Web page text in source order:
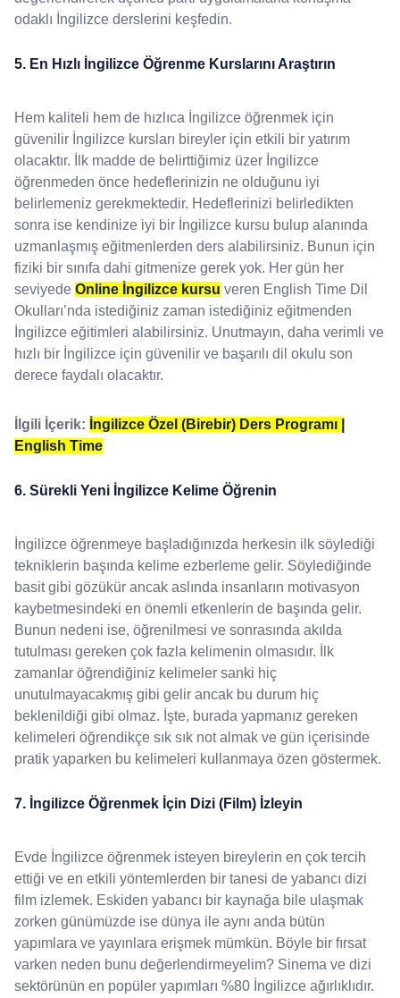
odaklı İngilizce derslerini keşfedin.
5. En Hızlı İngilizce Öğrenme Kurslarını Araştırın
Hem kaliteli hem de hızlıca İngilizce öğrenmek için
güvenilir İngilizce kursları bireyler için etkili bir yatırım
olacaktır. İlk madde de belirttiğimiz üzer İngilizce
öğrenmeden önce hedeflerinizin ne olduğunu iyi
belirlemeniz gerekmektedir. Hedeflerinizi belirledikten
sonra ise kendinize iyi bir İngilizce kursu bulup alanında
uzmanlaşmış eğitmenlerden ders alabilirsiniz. Bunun için
fiziki bir sınıfa dahi gitmenize gerek yok. Her gün her
seviyede Online İngilizce kursu veren English Time Dil
Okulları’nda istediğiniz zaman istediğiniz eğitmenden
İngilizce eğitimleri alabilirsiniz. Unutmayın, daha verimli ve
hızlı bir İngilizce için güvenilir ve başarılı dil okulu son
derece faydalı olacaktır.
İlgili İçerik: İngilizce Özel (Birebir) Ders Programı |
English Time
6. Sürekli Yeni İngilizce Kelime Öğrenin
İngilizce öğrenmeye başladığınızda herkesin ilk söylediği
tekniklerin başında kelime ezberleme gelir. Söylediğinde
basit gibi gözükür ancak aslında insanların motivasyon
kaybetmesindeki en önemli etkenlerin de başında gelir.
Bunun nedeni ise, öğrenilmesi ve sonrasında akılda
tutulması gereken çok fazla kelimenin olmasıdır. İlk
zamanlar öğrendiğiniz kelimeler sanki hiç
unutulmayacakmış gibi gelir ancak bu durum hiç
beklenildiği gibi olmaz. İşte, burada yapmanız gereken
kelimeleri öğrendikçe sık sık not almak ve gün içerisinde
pratik yaparken bu kelimeleri kullanmaya özen göstermek.
7. İngilizce Öğrenmek İçin Dizi (Film) İzleyin
Evde İngilizce öğrenmek isteyen bireylerin en çok tercih
ettiği ve en etkili yöntemlerden bir tanesi de yabancı dizi
film izlemek. Eskiden yabancı bir kaynağa bile ulaşmak
zorken günümüzde ise dünya ile aynı anda bütün
yapımlara ve yayınlara erişmek mümkün. Böyle bir fırsat
varken neden bunu değerlendirmeyelim? Sinema ve dizi
sektörünün en popüler yapımları %80 İngilizce ağırlıklıdır.